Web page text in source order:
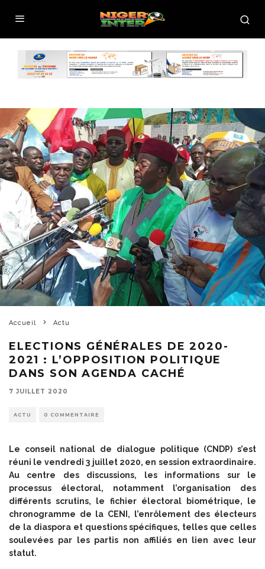
Accueil Actu
ELECTIONS GÉNÉRALES DE 2020-
2021 : L’OPPOSITION POLITIQUE
DANS SON AGENDA CACHÉ
7 JUILLET 2020
ACTU 0 COMMENTAIRE
Le conseil national de dialogue politique (CNDP) s’est
réuni le vendredi 3 juillet 2020, en session extraordinaire.
Au centre des discussions, les informations sur le
processus électoral, notamment l’organisation des
différents scrutins, le fichier électoral biométrique, le
chronogramme de la CENI, l’enrôlement des électeurs
de la diaspora et questions spécifiques, telles que celles
soulevées par les partis non affiliés en lien avec leur
statut.